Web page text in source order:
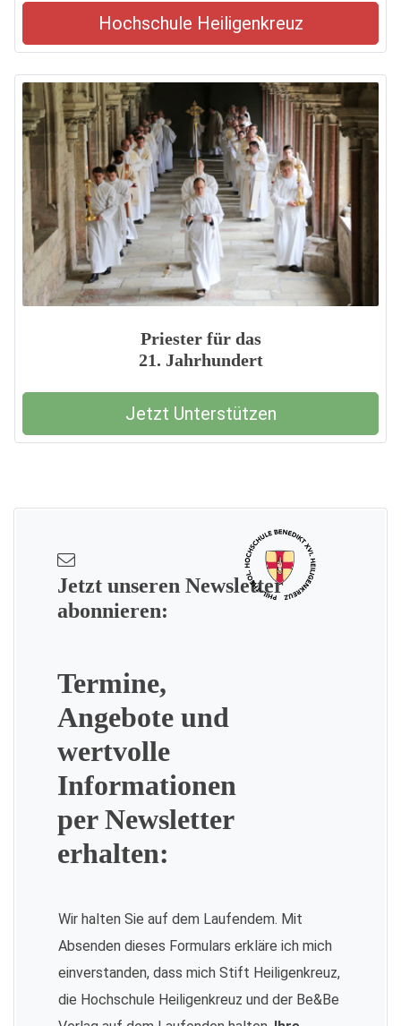
Hochschule Heiligenkreuz
Priester für das
21. Jahrhundert
Jetzt Unterstützen
Jetzt unseren Newsletter
abonnieren:
Termine,
Angebote und
wertvolle
Informationen
per Newsletter
erhalten:
Wir halten Sie auf dem Laufendem. Mit
Absenden dieses Formulars erkläre ich mich
einverstanden, dass mich Stift Heiligenkreuz,
die Hochschule Heiligenkreuz und der Be&Be